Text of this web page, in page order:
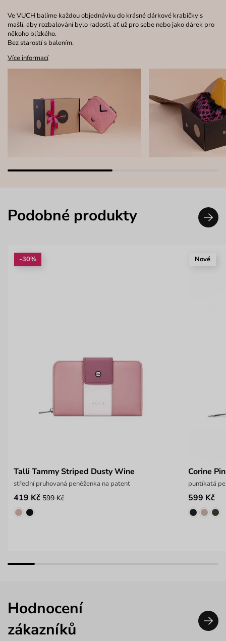
Ve VUCH balíme každou objednávku do krásné dárkové krabičky s
mašlí, aby rozbalování bylo radostí, ať už pro sebe nebo jako dárek pro
někoho blízkého.
Bez starostí s balením.
Více informací
Podobné produkty
-30%
Talli Tammy Striped Dusty Wine
střední pruhovaná peněženka na patent
419 Kč 599 Kč
Nové
Corine
puntíkatá
599 Kč
Hodnocení
zákazníků